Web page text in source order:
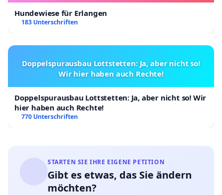
Hundewiese für Erlangen
183 Unterschriften
Doppelspurausbau Lottstetten: Ja, aber nicht so!
Wir hier haben auch Rechte!
Doppelspurausbau Lottstetten: Ja, aber nicht so! Wir
hier haben auch Rechte!
770 Unterschriften
STARTEN SIE IHRE EIGENE PETITION
Gibt es etwas, das Sie ändern
möchten?